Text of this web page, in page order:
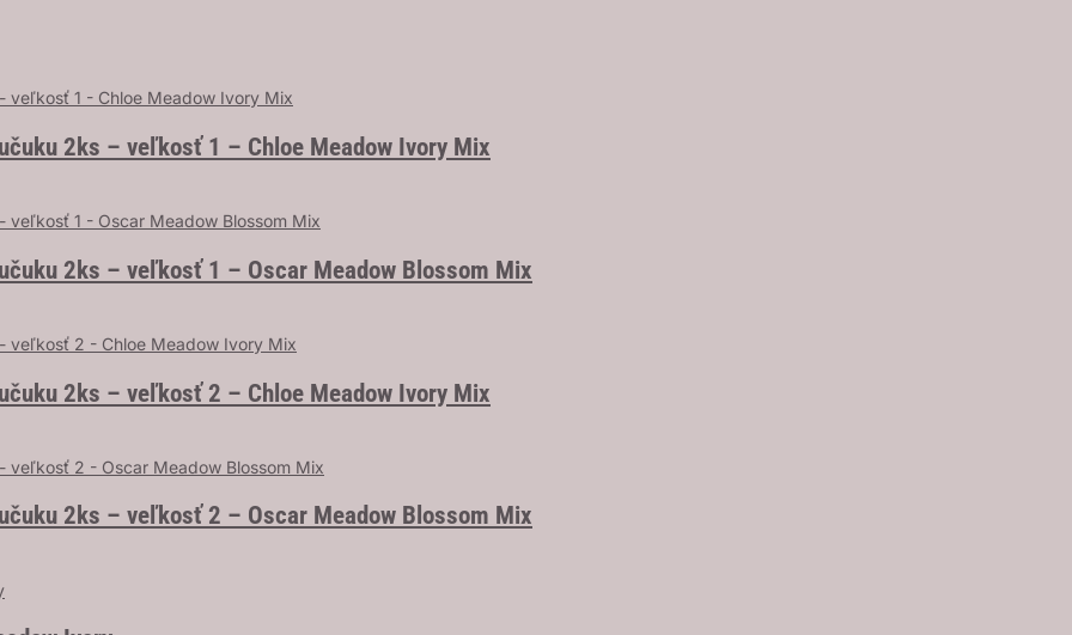
2ks – veľkosť 1 – Chloe Meadow Ivory Mix
2ks – veľkosť 1 – Oscar Meadow Blossom Mix
2ks – veľkosť 2 – Chloe Meadow Ivory Mix
2ks – veľkosť 2 – Oscar Meadow Blossom Mix